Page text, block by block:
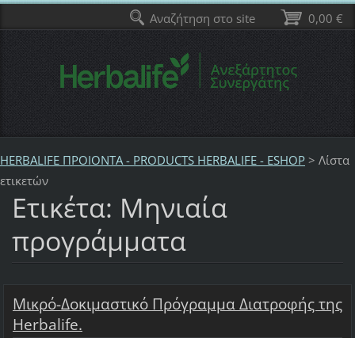
HERBALIFE ΠΡΟΙΟΝΤΑ - PRODUCTS HERBALIFE - ESHOP > Λίστα
ετικετών
Ετικέτα: Μηνιαία
προγράμματα
Μικρό-Δοκιμαστικό Πρόγραμμα Διατροφής της
Herbalife.
0,00 €
Αναζήτηση στο site